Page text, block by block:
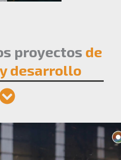
proyectos de
desarrollo